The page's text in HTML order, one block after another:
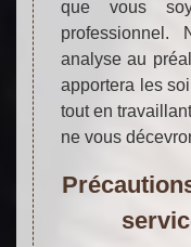
que vous
professionnel.
analyse au
apportera les
tout en
ne vous